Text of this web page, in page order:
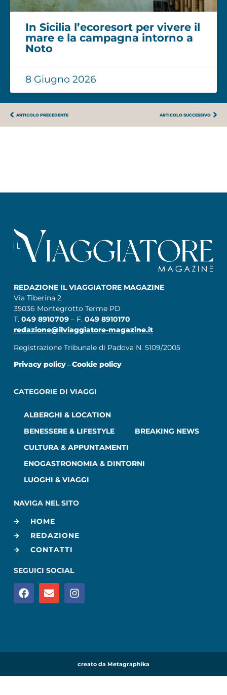
In Sicilia l’ecoresort per vivere il
mare e la campagna intorno a
Noto
8 Giugno 2026
ARTICOLO PRECEDENTE ARTICOLO SUCCESSIVO
REDAZIONE IL VIAGGIATORE MAGAZINE
Via Tiberina 2
35036 Montegrotto Terme PD
T. 049 8910709 – F. 049 8910170
redazione@ilviaggiatore-magazine.it
Registrazione Tribunale di Padova N. 5109/2005
Privacy policy– Cookie policy
CATEGORIE DI VIAGGI
ALBERGHI & LOCATION
BENESSERE & LIFESTYLE
BREAKING NEWS
CULTURA & APPUNTAMENTI
ENOGASTRONOMIA & DINTORNI
LUOGHI & VIAGGI
NAVIGA NEL SITO
HOME
REDAZIONE
CONTATTI
SEGUICI SOCIAL
creato da Metagraphika